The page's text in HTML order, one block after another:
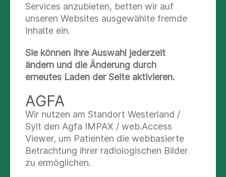
Sicherheitsgründen die laufende Sitzung. Alle
Daten werden für maximal zwölf Monate
gespeichert und streng vertraulich behandelt.
Wir freuen uns auf Ihre
Bewerbung!
JETZT INITIATIV
BEWERBEN
Online-Bewerbung
Services anzubieten, betten wir auf
unseren Websites ausgewählte fremde
Inhalte ein.
Sie können Ihre Auswahl jederzeit
ändern und die Änderung durch
erneutes Laden der Seite aktivieren.
AGFA
Wir nutzen am Standort Westerland /
Sylt den Agfa IMPAX / web.Access
Viewer, um Patienten die webbasierte
Betrachtung ihrer radiologischen Bilder
zu ermöglichen.